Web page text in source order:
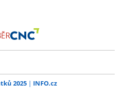
2025 INFO.cz